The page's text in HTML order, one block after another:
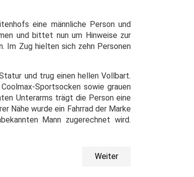
eine männliche Person und
und bittet nun um Hinweise zur
Im Zug hielten sich zehn Personen
und trug einen hellen Vollbart.
Sportsocken sowie grauen
Unterarms trägt die Person eine
Nähe wurde ein Fahrrad der Marke
Mann zugerechnet wird.
Weiter